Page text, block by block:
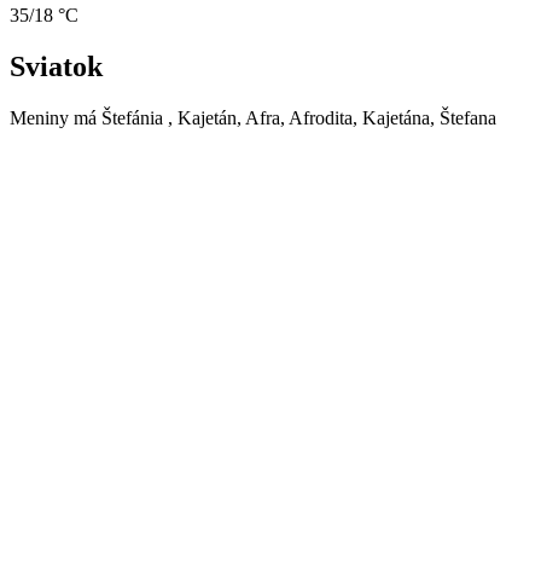
35/18 °C
Sviatok
Meniny má Štefánia , Kajetán, Afra, Afrodita, Kajetána, Štefana